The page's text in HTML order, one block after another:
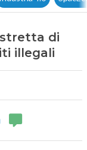
stretta di
illegali